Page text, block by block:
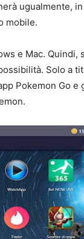
ugualmente,
mobile.
e Mac. Quindi,
Solo a
Pokemon Go